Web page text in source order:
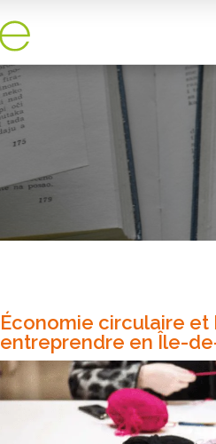
Économie circulaire et
entreprendre en Île-